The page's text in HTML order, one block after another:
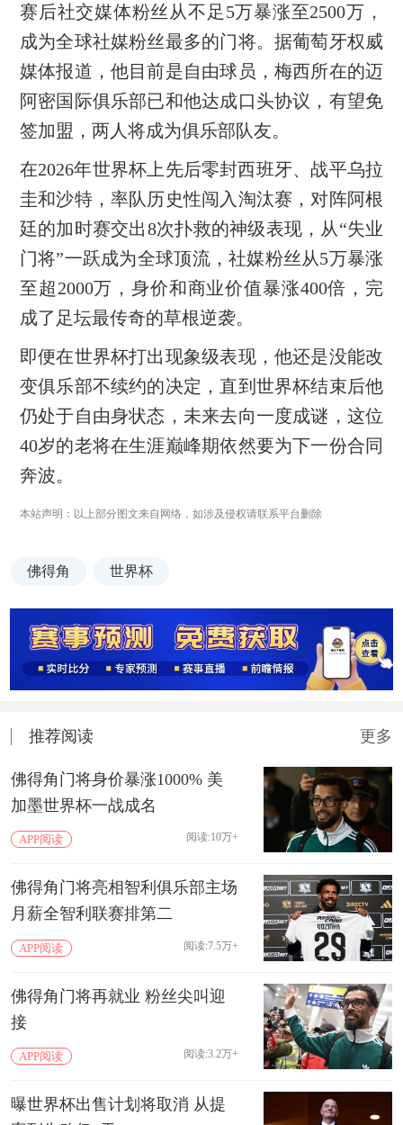
赛后社交媒体粉丝从不足5万暴涨至2500万，
成为全球社媒粉丝最多的门将。据葡萄牙权威
媒体报道，他目前是自由球员，梅西所在的迈
阿密国际俱乐部已和他达成口头协议，有望免
签加盟，两人将成为俱乐部队友。
在2026年世界杯上先后零封西班牙、战平乌拉
圭和沙特，率队历史性闯入淘汰赛，对阵阿根
廷的加时赛交出8次扑救的神级表现，从“失业
门将”一跃成为全球顶流，社媒粉丝从5万暴涨
至超2000万，身价和商业价值暴涨400倍，完
成了足坛最传奇的草根逆袭。
即便在世界杯打出现象级表现，他还是没能改
变俱乐部不续约的决定，直到世界杯结束后他
仍处于自由身状态，未来去向一度成谜，这位
40岁的老将在生涯巅峰期依然要为下一份合同
奔波。
本站声明：以上部分图文来自网络，如涉及侵权请联系平台删除
佛得角 世界杯
推荐阅读 更多
佛得角门将身价暴涨1000% 美
加墨世界杯一战成名
APP阅读 阅读:10万+
佛得角门将亮相智利俱乐部主场
月薪全智利联赛排第二
APP阅读 阅读:7.5万+
佛得角门将再就业 粉丝尖叫迎
接
APP阅读 阅读:3.2万+
曝世界杯出售计划将取消 从提